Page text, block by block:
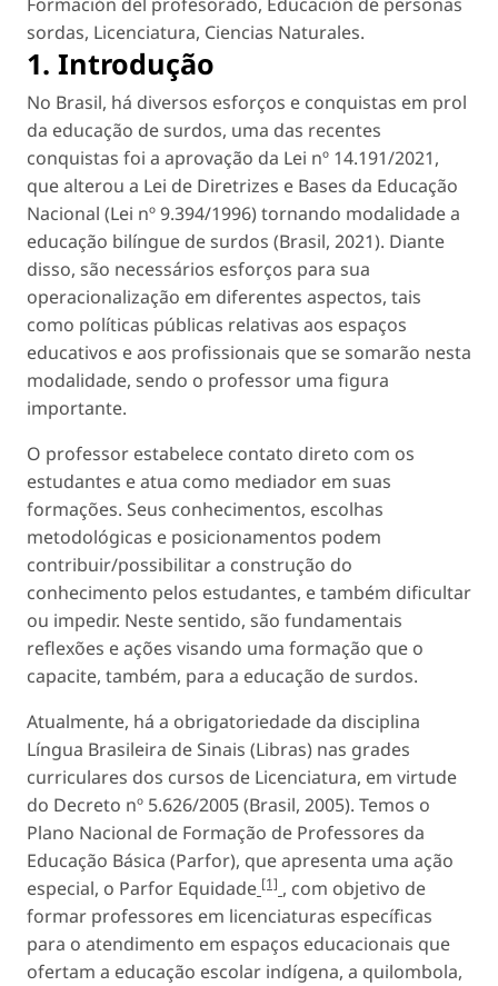
sordas, Licenciatura, Ciencias Naturales.
1. Introdução
No Brasil, há diversos esforços e conquistas em prol
da educação de surdos, uma das recentes
conquistas foi a aprovação da Lei nº 14.191/2021,
que alterou a Lei de Diretrizes e Bases da Educação
Nacional (Lei nº 9.394/1996) tornando modalidade a
educação bilíngue de surdos (Brasil, 2021). Diante
disso, são necessários esforços para sua
operacionalização em diferentes aspectos, tais
como políticas públicas relativas aos espaços
educativos e aos profissionais que se somarão nesta
modalidade, sendo o professor uma figura
importante.
O professor estabelece contato direto com os
estudantes e atua como mediador em suas
formações. Seus conhecimentos, escolhas
metodológicas e posicionamentos podem
contribuir/possibilitar a construção do
conhecimento pelos estudantes, e também dificultar
ou impedir. Neste sentido, são fundamentais
reflexões e ações visando uma formação que o
capacite, também, para a educação de surdos.
Atualmente, há a obrigatoriedade da disciplina
Língua Brasileira de Sinais (Libras) nas grades
curriculares dos cursos de Licenciatura, em virtude
do Decreto nº 5.626/2005 (Brasil, 2005). Temos o
Plano Nacional de Formação de Professores da
Educação Básica (Parfor), que apresenta uma ação
especial, o Parfor Equidade [1] , com objetivo de
formar professores em licenciaturas específicas
para o atendimento em espaços educacionais que
ofertam a educação escolar indígena, a quilombola,